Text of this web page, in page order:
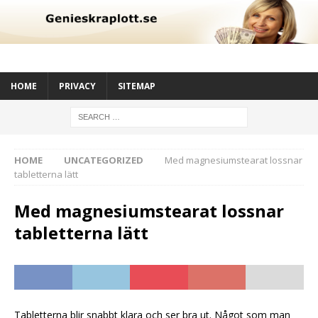
HOME PRIVACY SITEMAP
HOME UNCATEGORIZED
Med magnesiumstearat lossnar
tabletterna lätt
Med magnesiumstearat lossnar
tabletterna lätt
Tabletterna blir snabbt klara och ser bra ut. Något som man